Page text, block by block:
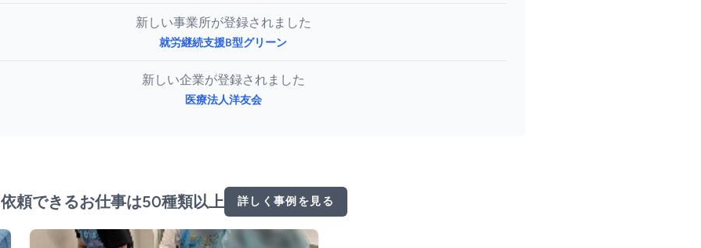
新しい事業所が登録されました
就労継続支援B型グリーン
新しい企業が登録されました
医療法人洋友会
依頼できるお仕事は50種類以上 詳しく事例を見る